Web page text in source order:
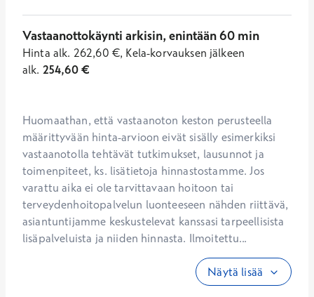
Vastaanottokäynti arkisin, enintään 60 min
Hinta alk. 262,60 €, Kela-korvauksen jälkeen
alk. 254,60€
Huomaathan, että vastaanoton keston perusteella
määrittyvään hinta-arvioon eivät sisälly esimerkiksi
vastaanotolla tehtävät tutkimukset, lausunnot ja
toimenpiteet, ks. lisätietoja hinnastostamme. Jos
varattu aika ei ole tarvittavaan hoitoon tai
terveydenhoitopalvelun luonteeseen nähden riittävä,
asiantuntijamme keskustelevat kanssasi tarpeellisista
lisäpalveluista ja niiden hinnasta. Ilmoitettu...
Näytä lisää